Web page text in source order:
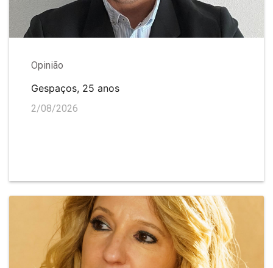
Opinião
Gespaços, 25 anos
2/08/2026